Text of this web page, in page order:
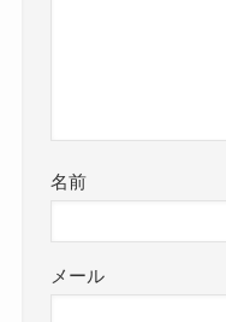
名前
メール